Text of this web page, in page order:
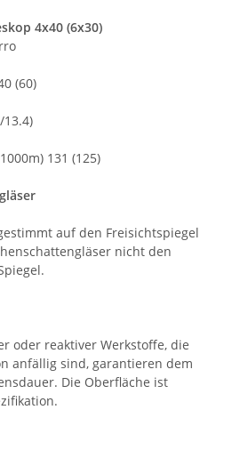
4x40 (6x30)
(60)
131 (125)
auf den Freisichtspiegel
nicht den
oder reaktiver Werkstoffe, die
anfällig sind, garantieren dem
Die Oberfläche ist